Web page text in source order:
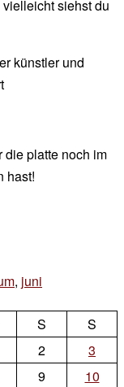
siehst du
künstler und
die platte noch im
hast!
, juni
…
S
S
2
3
9
10